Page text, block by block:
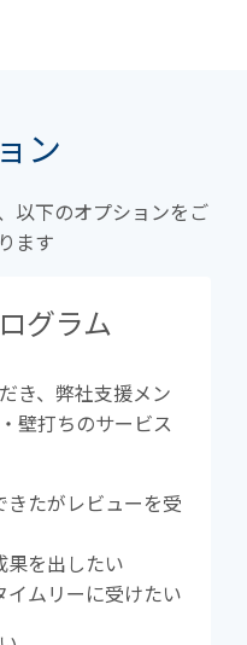
ン
以下のオプションをご
ます
グラム
き、弊社支援メン
壁打ちのサービス
きたがレビューを受
果を出したい
ムリーに受けたい